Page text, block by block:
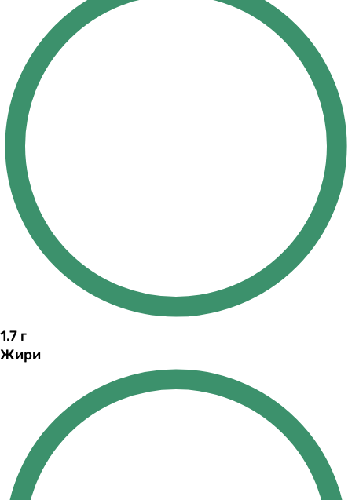
1.7 г
Жири